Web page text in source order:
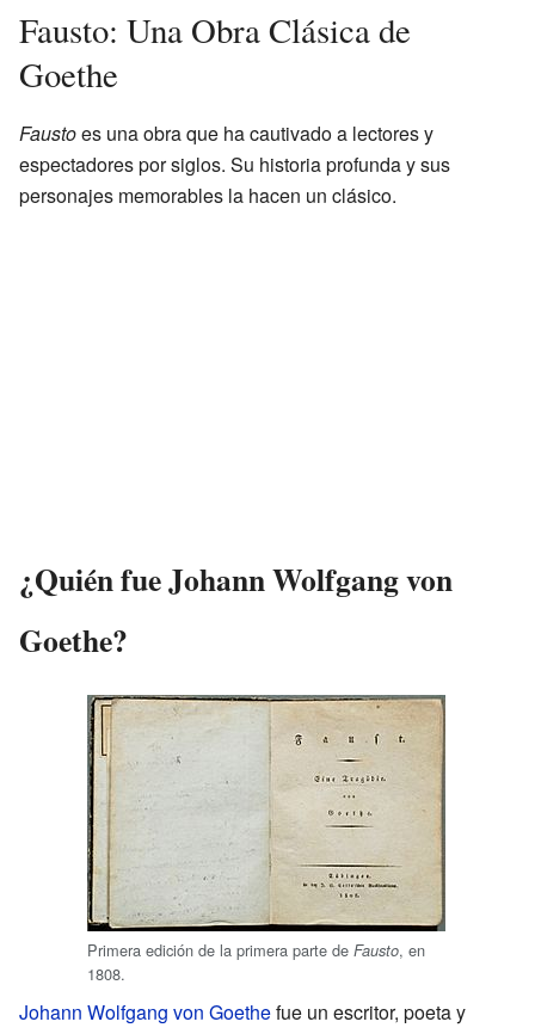
Fausto: Una Obra Clásica de
Goethe
Faustoes una obra que ha cautivado a lectores y
espectadores por siglos. Su historia profunda y sus
personajes memorables la hacen un clásico.
¿Quién fue Johann Wolfgang von
Goethe?
Primera edición de la primera parte de Fausto, en
1808.
Johann Wolfgang von Goethefue un escritor, poeta y